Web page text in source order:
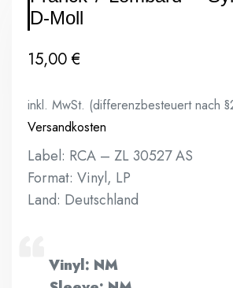
D-Moll
15,00€
inkl. MwSt. (differenzbesteuert nach
Versandkosten
Label: RCA – ZL 30527 AS
Format: Vinyl, LP
Land: Deutschland
Vinyl: NM